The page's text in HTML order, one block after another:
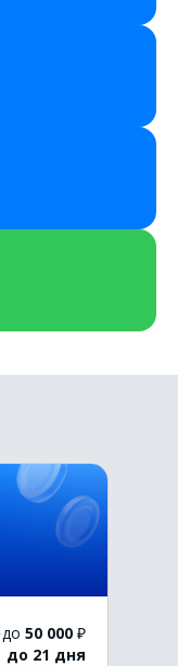
до 50 000 ₽
до 21 дня